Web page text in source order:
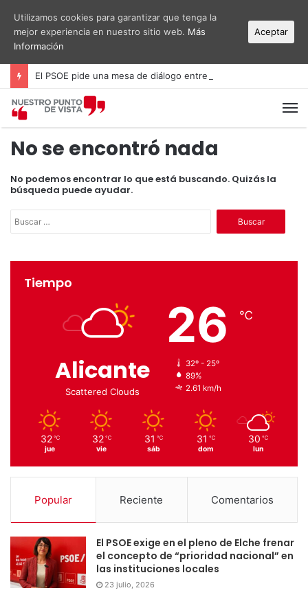
No se encontró nada
No podemos encontrar lo que está buscando. Quizás la
búsqueda puede ayudar.
c
Tiempo
Alicante
Scattered Clouds
26 ℃
32º - 25º
89%
2.61 km/h
32 ℃
jue
32 ℃
vie
31 ℃
sáb
31 ℃
dom
30 ℃
lun
Popular Reciente Comentarios
El PSOE exige en el pleno de Elche frenar
el concepto de “prioridad nacional” en
las instituciones locales
23 julio, 2026
Utilizamos cookies para garantizar que tenga la
mejor experiencia en nuestro sitio web. Más
Información
Aceptar